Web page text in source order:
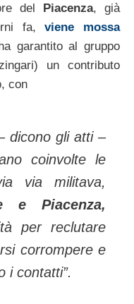
del Piacenza, già
fa,viene mossa
garantito al gruppo
un contributo
con
dicono gli atti –
coinvolte le
via militava,
e Piacenza,
per reclutare
corrompere e
i contatti”.